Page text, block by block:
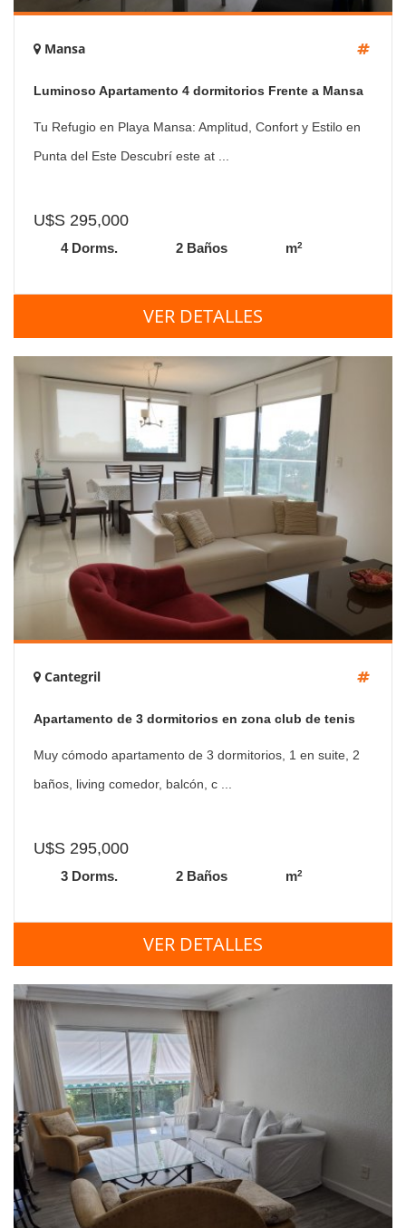
Mansa
Luminoso Apartamento 4 dormitorios Frente a Mansa
Tu Refugio en Playa Mansa: Amplitud, Confort y Estilo en
Punta del Este Descubrí este at ...
U$S 295,000
4 Dorms. 2 Baños m2
VER DETALLES
Cantegril
Apartamento de 3 dormitorios en zona club de tenis
cantegril
Muy cómodo apartamento de 3 dormitorios, 1 en suite, 2
baños, living comedor, balcón, c ...
U$S 295,000
3 Dorms. 2 Baños m2
VER DETALLES